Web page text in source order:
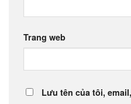
Trang web
Lưu tên của tôi,